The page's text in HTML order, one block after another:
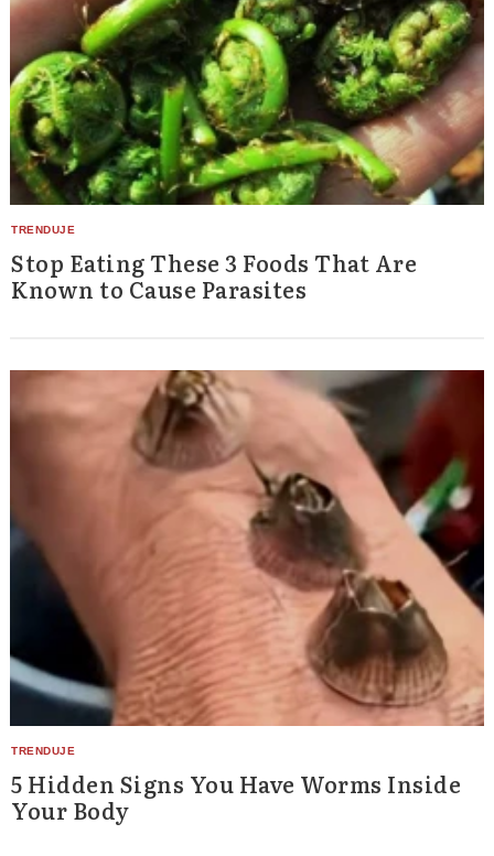
Stop Eating These 3 Foods That Are
Known to Cause Parasites
5 Hidden Signs You Have Worms Inside
Your Body